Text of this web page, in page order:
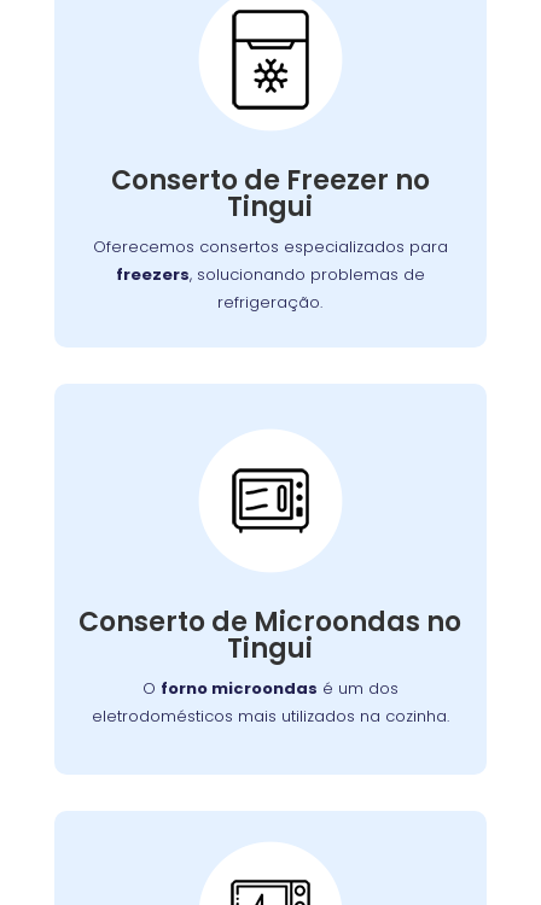
Conserto de Freezer no
Tingui
Oferecemos consertos especializados para
freezers, solucionando problemas de
refrigeração.
Conserto de Freezer:
Nossos especialistas estão prontos para
ou componentes elétricos, garantindo o
congelamento adequada dos alimentos.
Conserto de Microondas no
Tingui
O forno microondas é um dos
eletrodomésticos mais utilizados na cozinha.
Conserto de
Microondas:
Se o seu aparelho apresenta problemas como
equipe está preparada para consertá-lo com
eficiência, garantindo sua funcionalidade no